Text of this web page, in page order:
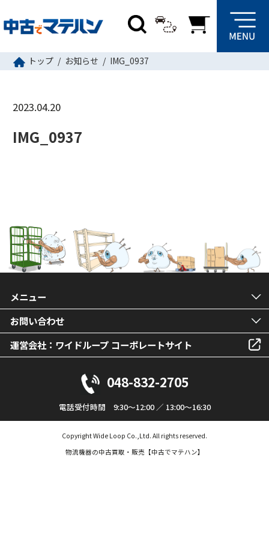
トップ お知らせ IMG_0937
2023.04.20
IMG_0937
メニュー
お問い合わせ
運営会社：ワイドループ コーポレートサイト
048-832-2705
電話受付時間 9:30～12:00 ／ 13:00～16:30
Copyright Wide Loop Co.,Ltd. All rights reserved.
物流機器の中古買取・販売【中古でマテハン】